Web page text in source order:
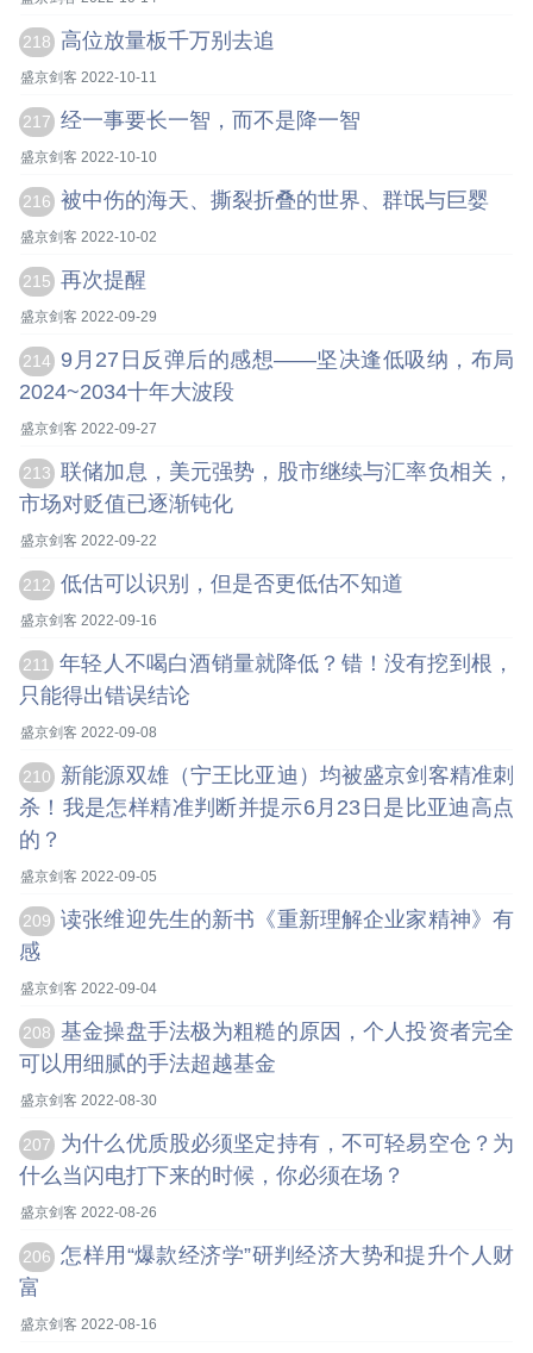
218 高位放量板千万别去追
盛京剑客 2022-10-11
217 经一事要长一智，而不是降一智
盛京剑客 2022-10-10
216 被中伤的海天、撕裂折叠的世界、群氓与巨婴
盛京剑客 2022-10-02
215 再次提醒
盛京剑客 2022-09-29
214
9月27日反弹后的感想——坚决逢低吸纳，布局
2024~2034十年大波段
盛京剑客 2022-09-27
213 联储加息，美元强势，股市继续与汇率负相关，
市场对贬值已逐渐钝化
盛京剑客 2022-09-22
212 低估可以识别，但是否更低估不知道
盛京剑客 2022-09-16
211
年轻人不喝白酒销量就降低？错！没有挖到根，
只能得出错误结论
盛京剑客 2022-09-08
210
新能源双雄（宁王比亚迪）均被盛京剑客精准刺
杀！我是怎样精准判断并提示6月23日是比亚迪高点
的？
盛京剑客 2022-09-05
209 读张维迎先生的新书《重新理解企业家精神》有
感
盛京剑客 2022-09-04
208 基金操盘手法极为粗糙的原因，个人投资者完全
可以用细腻的手法超越基金
盛京剑客 2022-08-30
207
为什么优质股必须坚定持有，不可轻易空仓？为
什么当闪电打下来的时候，你必须在场？
盛京剑客 2022-08-26
206 怎样用“爆款经济学”研判经济大势和提升个人财
富
盛京剑客 2022-08-16